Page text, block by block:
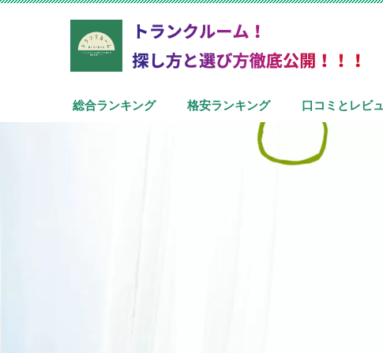
総合ランキング 格安ランキング 口コミとレビ